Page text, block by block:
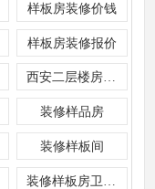
样板房装修价钱
样板房装修报价
西安二层楼房400平米豪华装修样品房
装修样品房
装修样板间